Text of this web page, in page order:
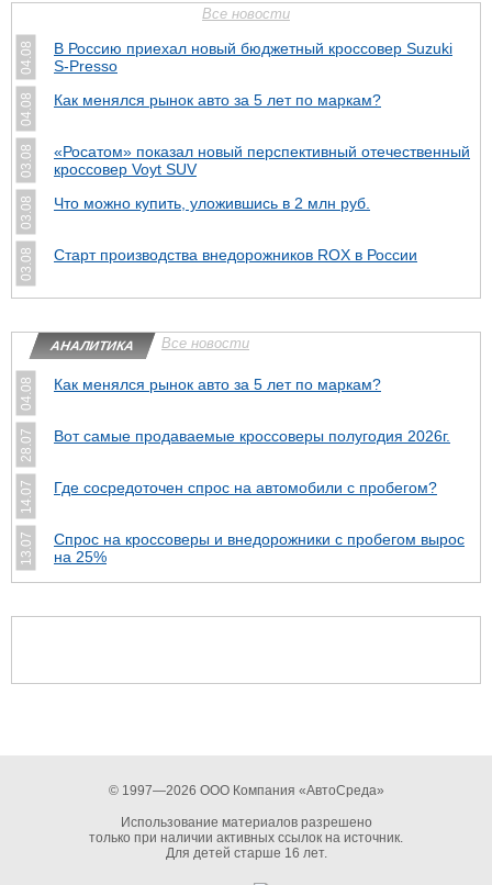
Все новости
04.08
В Россию приехал новый бюджетный кроссовер Suzuki
S-Presso
04.08 Как менялся рынок авто за 5 лет по маркам?
03.08
«Росатом» показал новый перспективный отечественный
кроссовер Voyt SUV
03.08 Что можно купить, уложившись в 2 млн руб.
03.08 Cтарт производства внедорожников ROX в России
АНАЛИТИКА Все новости
04.08 Как менялся рынок авто за 5 лет по маркам?
28.07 Вот самые продаваемые кроссоверы полугодия 2026г.
14.07 Где сосредоточен спрос на автомобили с пробегом?
13.07
Спрос на кроссоверы и внедорожники с пробегом вырос
на 25%
© 1997—2026 ООО Компания «АвтоСреда»
Использование материалов разрешено
только при наличии активных ссылок на источник.
Для детей старше 16 лет.